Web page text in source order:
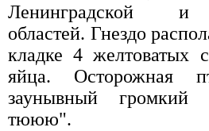
Ленинградской и
областей. Гнездо
кладке 4 желтоватых
яйца. Осторожная
заунывный
тююю".